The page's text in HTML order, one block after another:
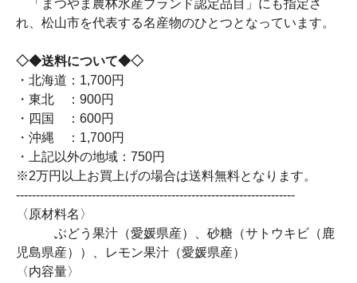
「まつやま農林水産ブランド認定品目」にも指定さ
れ、松山市を代表する名産物のひとつとなっています。
◇◆送料について◆◇
・北海道：1,700円
・東北 ：900円
・四国 ：600円
・沖縄 ：1,700円
・上記以外の地域：750円
※2万円以上お買上げの場合は送料無料となります。
----------------------------------------------------------------------
〈原材料名〉
ぶどう果汁（愛媛県産）、砂糖（サトウキビ（鹿
児島県産））、レモン果汁（愛媛県産）
〈内容量〉